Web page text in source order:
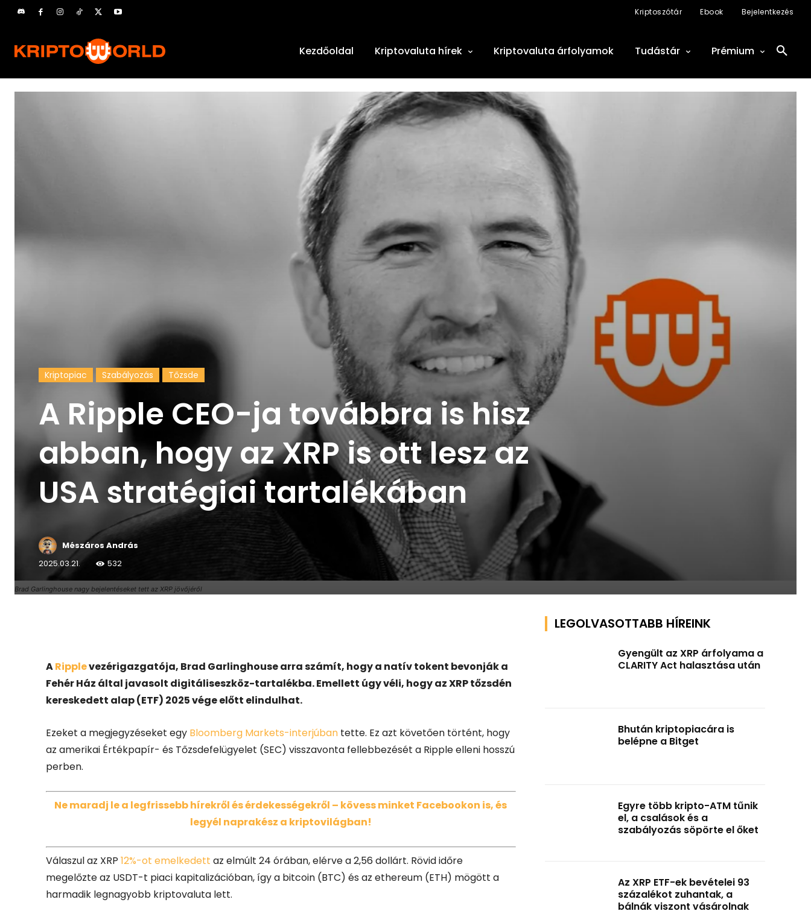
Kriptoszótár Ebook Bejelentkezés
Kezdőoldal Kriptovaluta hírek Kriptovaluta árfolyamok Tudástár Prémium
Brad Garlinghouse nagy bejelentéseket tett az XRP jövőjéről
Kriptopiac Szabályozás Tőzsde
A Ripple CEO-ja továbbra is hisz
abban, hogy az XRP is ott lesz az
USA stratégiai tartalékában
Mészáros András
2025.03.21.
532
ARipplevezérigazgatója, Brad Garlinghouse arra számít, hogy a natív tokent bevonják a
Fehér Ház által javasolt digitáliseszköz-tartalékba. Emellett úgy véli, hogy az XRP tőzsdén
kereskedett alap (ETF) 2025 vége előtt elindulhat.
Ezeket a megjegyzéseket egy Bloomberg Markets-interjúban tette. Ez azt követően történt, hogy
az amerikai Értékpapír- és Tőzsdefelügyelet (SEC) visszavonta fellebbezését a Ripple elleni hosszú
perben.
Ne maradj le a legfrissebb hírekről és érdekességekről – kövess minket Facebookon is, és
legyél naprakész a kriptovilágban!
Válaszul az XRP 12%-ot emelkedett az elmúlt 24 órában, elérve a 2,56 dollárt. Rövid időre
megelőzte az USDT-t piaci kapitalizációban, így a bitcoin (BTC) és az ethereum (ETH) mögött a
harmadik legnagyobb kriptovaluta lett.
LEGOLVASOTTABB HÍREINK
Gyengült az XRP árfolyama a
CLARITY Act halasztása után
Bhután kriptopiacára is
belépne a Bitget
Egyre több kripto-ATM tűnik
el, a csalások és a
szabályozás söpörte el őket
Az XRP ETF-ek bevételei 93
százalékot zuhantak, a
bálnák viszont vásárolnak